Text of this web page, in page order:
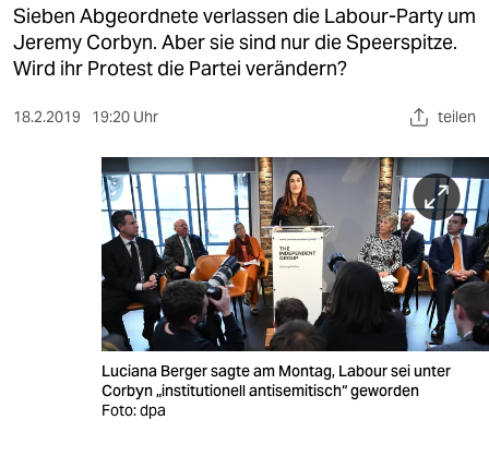
kultur
sport
berlin
wahrheit
veranstaltungen
Sieben Abgeordnete verlassen die Labour-Party um
Jeremy Corbyn. Aber sie sind nur die Speerspitze.
Wird ihr Protest die Partei verändern?
18.2.2019 19:20 Uhr teilen
Luciana Berger sagte am Montag, Labour sei unter
Corbyn „institutionell antisemitisch“ geworden
Foto: dpa